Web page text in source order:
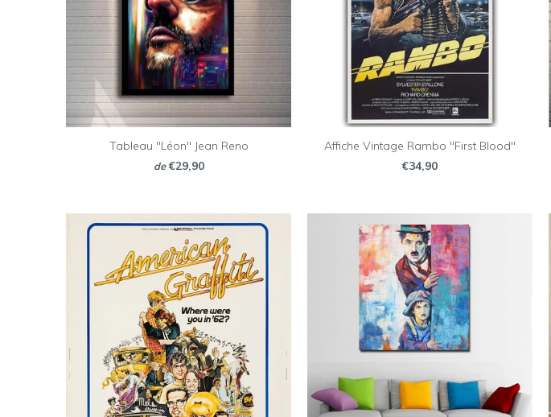
Tableau "Léon" Jean Reno
de €29,90
Affiche Vintage Rambo "First Blood"
€34,90